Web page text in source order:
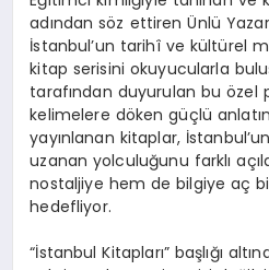
adından söz ettiren Ünlü
İstanbul’un tarihî ve kültürel
kitap serisini okuyucularla
tarafından duyurulan bu özel
kelimelere döken güçlü
yayınlanan kitaplar,
uzanan yolculuğunu farklı
nostaljiye hem de bilgiye aç
hedefliyor.
“İstanbul Kitapları” başlığı